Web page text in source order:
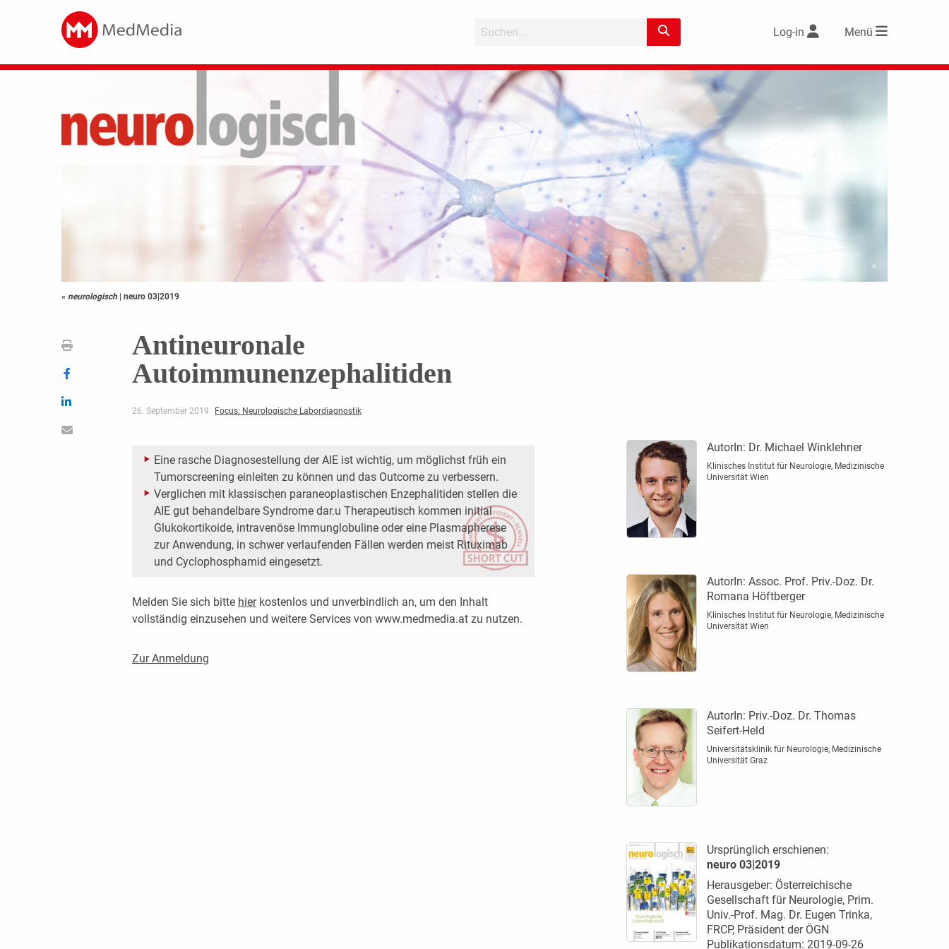
Log-in Menü
« neurologisch | neuro 03|2019
Antineuronale
Autoimmunenzephalitiden
26. September 2019 Focus: Neurologische Labordiagnostik
Eine rasche Diagnosestellung der AIE ist wichtig, um möglichst früh ein
Tumorscreening einleiten zu können und das Outcome zu verbessern.
Verglichen mit klassischen paraneoplastischen Enzephalitiden stellen die
AIE gut behandelbare Syndrome dar.u Therapeutisch kommen initial
Glukokortikoide, intravenöse Immunglobuline oder eine Plasmapherese
zur Anwendung, in schwer verlaufenden Fällen werden meist Rituximab
und Cyclophosphamid eingesetzt.
Melden Sie sich bitte hierkostenlos und unverbindlich an, um den Inhalt
vollständig einzusehen und weitere Services von www.medmedia.at zu nutzen.
Zur Anmeldung
AutorIn: Dr. Michael Winklehner
Klinisches Institut für Neurologie, Medizinische
Universität Wien
AutorIn: Assoc. Prof. Priv.-Doz. Dr.
Romana Höftberger
Klinisches Institut für Neurologie, Medizinische
Universität Wien
AutorIn: Priv.-Doz. Dr. Thomas
Seifert-Held
Universitätsklinik für Neurologie, Medizinische
Universität Graz
Ursprünglich erschienen:
neuro 03|2019
Herausgeber: Österreichische
Gesellschaft für Neurologie, Prim.
Univ.-Prof. Mag. Dr. Eugen Trinka,
FRCP, Präsident der ÖGN
Publikationsdatum: 2019-09-26